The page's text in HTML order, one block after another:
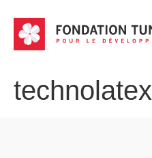
technolatex